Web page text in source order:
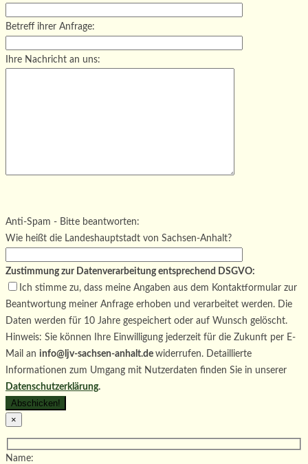
Betreff ihrer Anfrage:
Ihre Nachricht an uns:
Bitte lasse dieses Feld leer.
Anti-Spam - Bitte beantworten:
Wie heißt die Landeshauptstadt von Sachsen-Anhalt?
Zustimmung zur Datenverarbeitung entsprechend DSGVO:
Ich stimme zu, dass meine Angaben aus dem Kontaktformular zur
Beantwortung meiner Anfrage erhoben und verarbeitet werden. Die
Daten werden für 10 Jahre gespeichert oder auf Wunsch gelöscht.
Hinweis: Sie können Ihre Einwilligung jederzeit für die Zukunft per E-
Mail an info@ljv-sachsen-anhalt.de widerrufen. Detaillierte
Informationen zum Umgang mit Nutzerdaten finden Sie in unserer
Datenschutzerklärung.
×
Name: